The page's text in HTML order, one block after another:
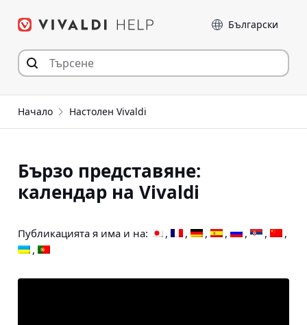
към съдържанието
Език
Начало Настолен Vivaldi
Бързо представяне:
календар на Vivaldi
Публикацията я има и на: